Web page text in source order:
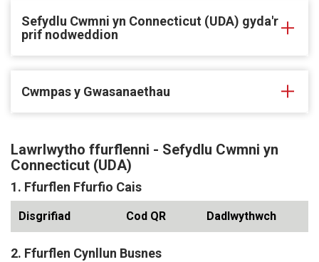
Sefydlu Cwmni yn Connecticut (UDA) gyda'r
prif nodweddion
Cwmpas y Gwasanaethau
Lawrlwytho ffurflenni - Sefydlu Cwmni yn
Connecticut (UDA)
1. Ffurflen Ffurfio Cais
Disgrifiad Cod QR Dadlwythwch
2. Ffurflen Cynllun Busnes